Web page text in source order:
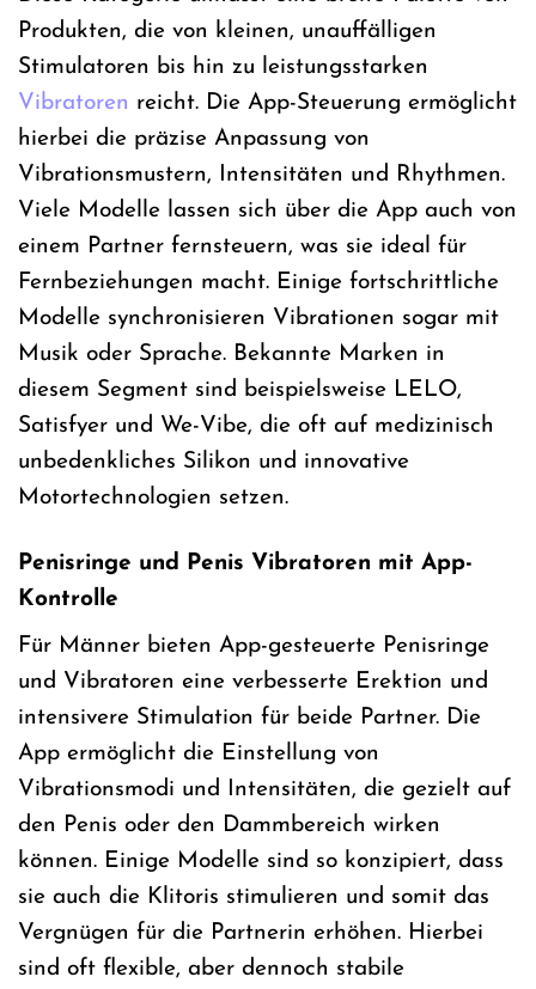
Produkten, die von kleinen, unauffälligen
Stimulatoren bis hin zu leistungsstarken
Vibratoren reicht. Die App-Steuerung ermöglicht
hierbei die präzise Anpassung von
Vibrationsmustern, Intensitäten und Rhythmen.
Viele Modelle lassen sich über die App auch von
einem Partner fernsteuern, was sie ideal für
Fernbeziehungen macht. Einige fortschrittliche
Modelle synchronisieren Vibrationen sogar mit
Musik oder Sprache. Bekannte Marken in
diesem Segment sind beispielsweise LELO,
Satisfyer und We-Vibe, die oft auf medizinisch
unbedenkliches Silikon und innovative
Motortechnologien setzen.
Penisringe und Penis Vibratoren mit App-
Kontrolle
Für Männer bieten App-gesteuerte Penisringe
und Vibratoren eine verbesserte Erektion und
intensivere Stimulation für beide Partner. Die
App ermöglicht die Einstellung von
Vibrationsmodi und Intensitäten, die gezielt auf
den Penis oder den Dammbereich wirken
können. Einige Modelle sind so konzipiert, dass
sie auch die Klitoris stimulieren und somit das
Vergnügen für die Partnerin erhöhen. Hierbei
sind oft flexible, aber dennoch stabile